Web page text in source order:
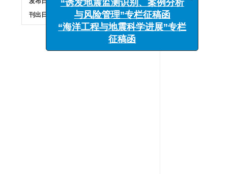
刊出日期:
2018-08-09
“诱发地震监测识别、案例分析
与风险管理”专栏征稿函
“海洋工程与地震科学进展”专栏
征稿函